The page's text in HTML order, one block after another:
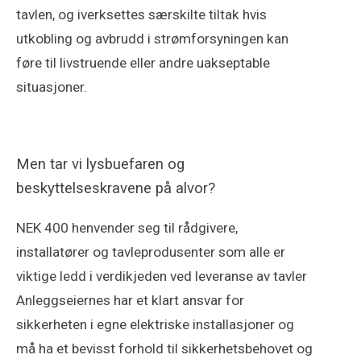
tavlen, og iverksettes særskilte tiltak hvis
utkobling og avbrudd i strømforsyningen kan
føre til livstruende eller andre uakseptable
situasjoner.
Men tar vi lysbuefaren og
beskyttelseskravene på alvor?
NEK 400 henvender seg til rådgivere,
installatører og tavleprodusenter som alle er
viktige ledd i verdikjeden ved leveranse av tavler
Anleggseiernes har et klart ansvar for
sikkerheten i egne elektriske installasjoner og
må ha et bevisst forhold til sikkerhetsbehovet og